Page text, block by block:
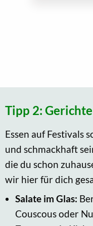
Tipp 2:
Essen auf Festivals
und schmackhaft
die du schon
wir hier für dich
Salate im Glas:
Couscous oder